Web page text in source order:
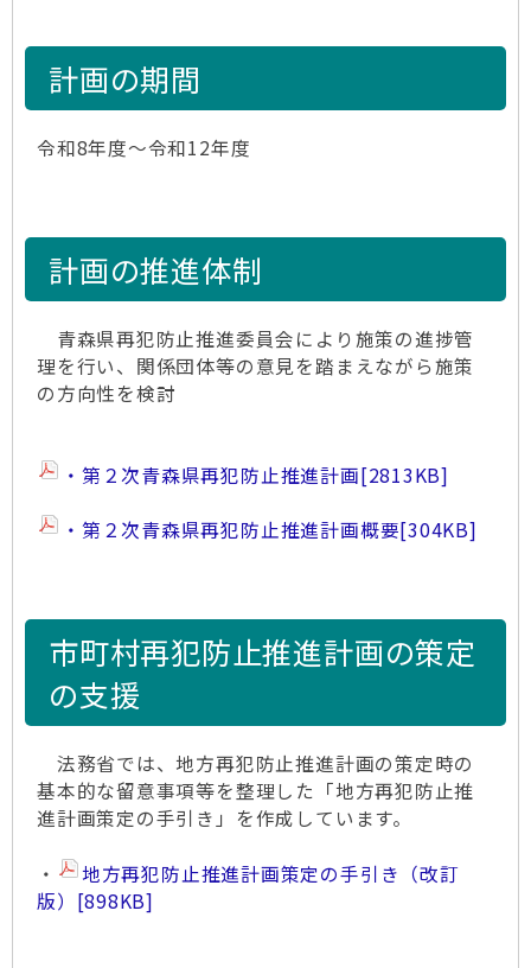
計画の期間
令和8年度～令和12年度
計画の推進体制
青森県再犯防止推進委員会により施策の進捗管
理を行い、関係団体等の意見を踏まえながら施策
の方向性を検討
・第２次青森県再犯防止推進計画[2813KB]
・第２次青森県再犯防止推進計画概要[304KB]
市町村再犯防止推進計画の策定
の支援
法務省では、地方再犯防止推進計画の策定時の
基本的な留意事項等を整理した「地方再犯防止推
進計画策定の手引き」を作成しています。
・
地方再犯防止推進計画策定の手引き（改訂
版） [898KB]